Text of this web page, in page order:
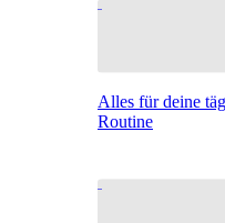
Alles für deine
Routine